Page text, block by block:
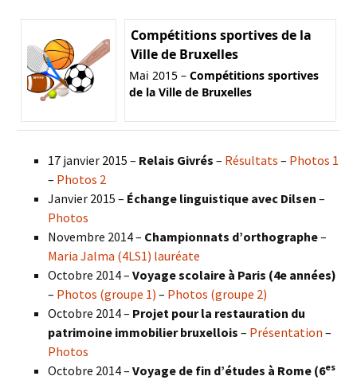
Compétitions sportives de la
Ville de Bruxelles
Mai 2015 – Compétitions sportives
de la Ville de Bruxelles
17 janvier 2015 – Relais Givrés – Résultats – Photos 1
– Photos 2
Janvier 2015 – Échange linguistique avec Dilsen –
Photos
Novembre 2014 – Championnats d’orthographe–
Maria Jalma (4LS1) lauréate
Octobre 2014 – Voyage scolaire à Paris (4e années)
– Photos (groupe 1) – Photos (groupe 2)
Octobre 2014 – Projet pour la restauration du
patrimoine immobilier bruxellois – Présentation –
Photos
Octobre 2014 – Voyage de fin d’études à Rome (6es